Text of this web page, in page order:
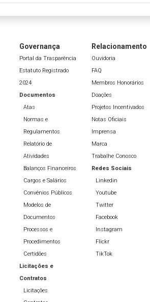
Governança
Portal da Trasparência
Estatuto Registrado
2024
Documentos
Atas
Normas e
Regulamentos
Relatório de
Atividades
Balanços Financeiros
Cargos e Salários
Convênios Públicos
Modelos de
Documentos
Processos e
Procedimentos
Certidões
Licitações e
Contratos
Licitações
Relacionamento
Ouvidoria
FAQ
Membros Honorários
Doações
Projetos Incentivados
Notas Oficiais
Imprensa
Marca
Trabalhe Conosco
Redes Sociais
Linkedin
Youtube
Twitter
Facebook
Instagram
Flickr
TikTok